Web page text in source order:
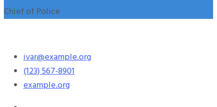
Chief of Police
ivar@example.org
(123) 567-8901
example.org